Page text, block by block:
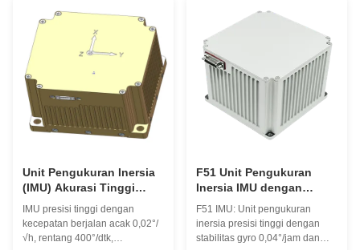
Unit Pengukuran Inersia
(IMU) Akurasi Tinggi
Ukuran Ringkas
Konsumsi Daya Rendah
untuk Dirgantara dan
IMU presisi tinggi dengan
kecepatan berjalan acak 0,02°/
√h, rentang 400°/dtk,
F51 Unit Pengukuran
Inersia IMU dengan
ukuran kompak presisi
tinggi dan konsumsi
daya rendah untuk
F51 IMU: Unit pengukuran
inersia presisi tinggi dengan
stabilitas gyro 0,04°/jam dan